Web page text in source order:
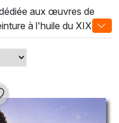
aux œuvres de
à l'huile du XIXe
dans le mouvement
la nature par des
nuances délicates. Ses
mêlant réalisme et
et à l’évasion. Chaque
où la lumière et